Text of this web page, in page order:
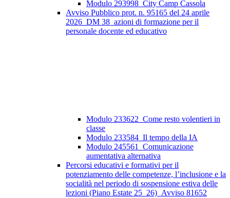
Modulo 293998_City Camp Cassola
Avviso Pubblico prot. n. 95165 del 24 aprile
2026_DM 38_azioni di formazione per il
personale docente ed educativo
Modulo 233622_Come resto volentieri in
classe
Modulo 233584_Il tempo della IA
Modulo 245561_Comunicazione
aumentativa alternativa
Percorsi educativi e formativi per il
potenziamento delle competenze, l’inclusione e la
socialità nel periodo di sospensione estiva delle
lezioni (Piano Estate 25_26)_Avviso 81652